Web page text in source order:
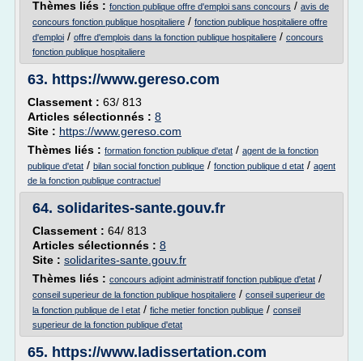
Thèmes liés : fonction publique offre d'emploi sans concours / avis de
concours fonction publique hospitaliere / fonction publique hospitaliere offre
d'emploi / offre d'emplois dans la fonction publique hospitaliere / concours
fonction publique hospitaliere
63. https://www.gereso.com
Classement : 63/ 813
Articles sélectionnés : 8
Site : https://www.gereso.com
Thèmes liés : formation fonction publique d'etat / agent de la fonction
publique d'etat / bilan social fonction publique / fonction publique d etat / agent
de la fonction publique contractuel
64. solidarites-sante.gouv.fr
Classement : 64/ 813
Articles sélectionnés : 8
Site : solidarites-sante.gouv.fr
Thèmes liés : concours adjoint administratif fonction publique d'etat /
conseil superieur de la fonction publique hospitaliere / conseil superieur de
la fonction publique de l etat / fiche metier fonction publique / conseil
superieur de la fonction publique d'etat
65. https://www.ladissertation.com